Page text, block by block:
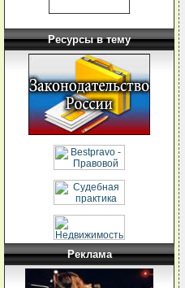
Ресурсы в тему
Реклама